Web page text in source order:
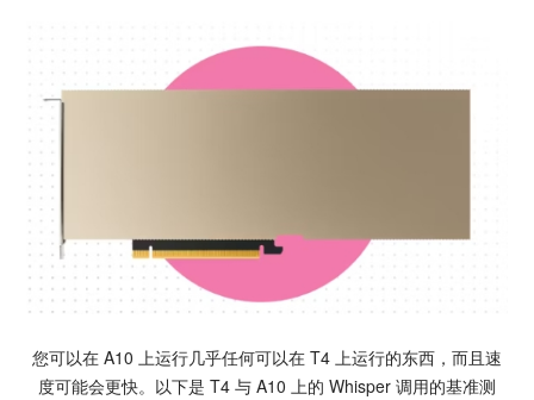
您可以在 A10 上运行几乎任何可以在 T4 上运行的东西，而且速
度可能会更快。以下是 T4 与 A10 上的 Whisper 调用的基准测